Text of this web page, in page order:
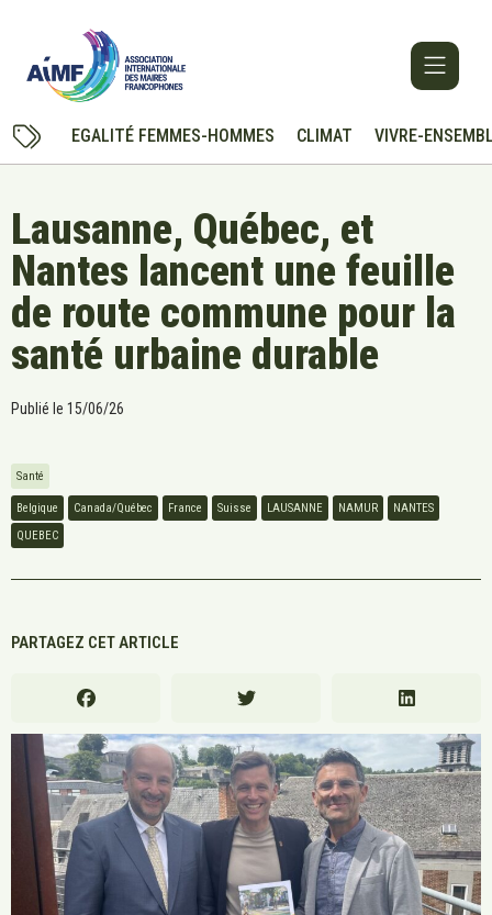
EGALITÉ FEMMES-HOMMES CLIMAT VIVRE-
Lausanne, Québec, et
Nantes lancent une feuille
de route commune pour la
santé urbaine durable
Publié le 15/06/26
Santé
Belgique Canada/Québec France Suisse LAUSANNE NAMUR
NANTES
QUEBEC
PARTAGEZ CET ARTICLE